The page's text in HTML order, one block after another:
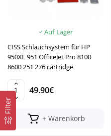
Filter
Auf Lager
CISS Schlauchsystem für HP
950XL 951 OfficeJet Pro 8100
8600 251 276 cartridge
49.90€
+ Warenkorb